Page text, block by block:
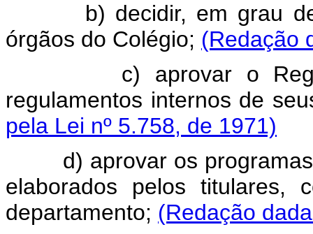
b) decidir, em grau de
órgãos do Colégio; (Redação
c) aprovar o
regulamentos internos de
pela Lei nº 5.758, de 1971)
d) aprovar os programas
elaborados pelos titulares,
departamento; (Redação